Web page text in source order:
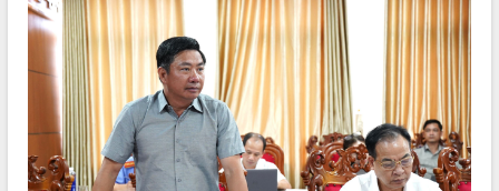
Thường trực HĐND tỉnh Đắk Lắk gặp
mặt Đoàn chuyên gia y tế TP. Hồ Chí
Lễ truy điệu và an táng hài cốt liệt sĩ
tại Nghĩa trang Liệt sĩ xã Sơn Hòa
Bàn giải pháp tháo gỡ khó khăn trong
xuất khẩu sầu riêng và triển khai quy
định EUDR
THỐNG KÊ TRUY CẬP
Hôm nay:
30677
Tất cả: 66076000